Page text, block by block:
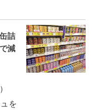
詰
減
を